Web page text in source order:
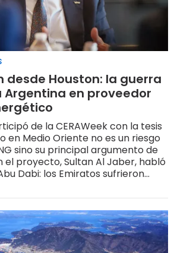
desde Houston: la guerra
en proveedor
de la CERAWeek con la tesis
en Medio Oriente no es un riesgo
sino su principal argumento de
el proyecto, Sultan Al Jaber, habló
Dabi: los Emiratos sufrieron